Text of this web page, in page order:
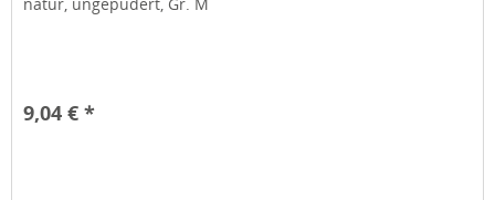
9,04 € *